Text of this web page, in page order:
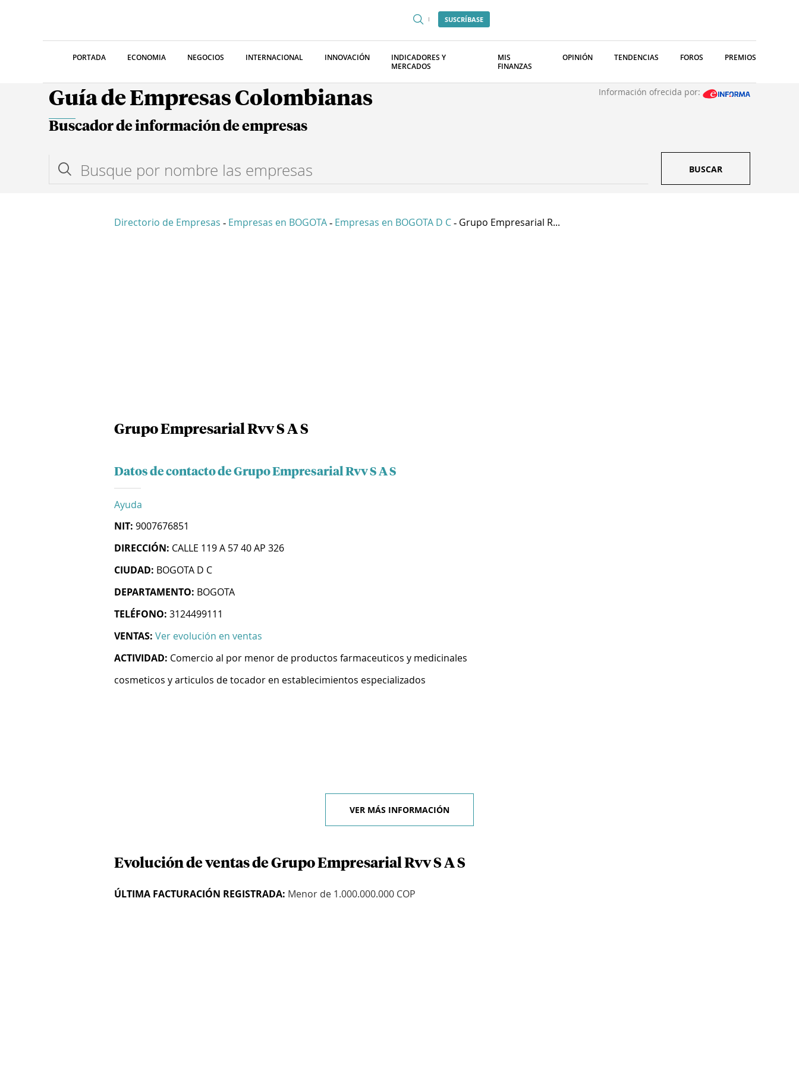
SUSCRÍBASE
PORTADA ECONOMIA NEGOCIOS INTERNACIONAL INNOVACIÓN
INDICADORES Y
MERCADOS
MIS
FINANZAS
OPINIÓN TENDENCIAS FOROS PREMIOS
Guía de Empresas Colombianas Información ofrecida por:
Buscador de información de empresas
BUSCAR
Directorio de Empresas - Empresas en BOGOTA - Empresas en BOGOTA D C - Grupo Empresarial R...
Grupo Empresarial Rvv S A S
Datos de contacto de Grupo Empresarial Rvv S A S
Ayuda
NIT: 9007676851
DIRECCIÓN: CALLE 119 A 57 40 AP 326
CIUDAD: BOGOTA D C
DEPARTAMENTO: BOGOTA
TELÉFONO: 3124499111
VENTAS: Ver evolución en ventas
ACTIVIDAD: Comercio al por menor de productos farmaceuticos y medicinales
cosmeticos y articulos de tocador en establecimientos especializados
VER MÁS INFORMACIÓN
Evolución de ventas de Grupo Empresarial Rvv S A S
ÚLTIMA FACTURACIÓN REGISTRADA: Menor de 1.000.000.000 COP